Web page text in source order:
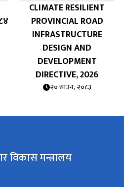
CLIMATE RESILIENT
PROVINCIAL ROAD
INFRASTRUCTURE
DESIGN AND
DEVELOPMENT
DIRECTIVE, 2026
२० साउन, २०८३
विकास मन्त्रालय